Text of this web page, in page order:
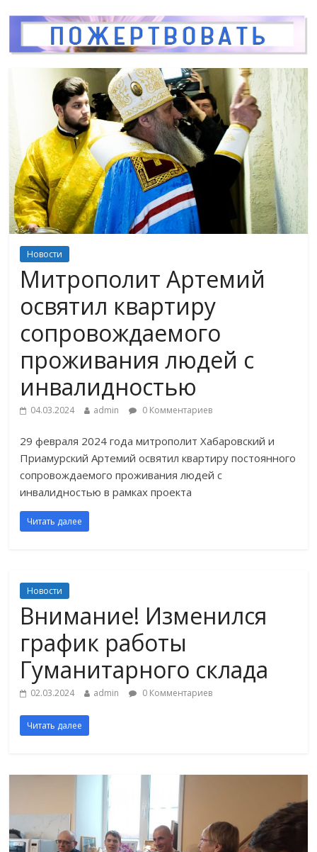
Новости
Митрополит Артемий
освятил квартиру
сопровождаемого
проживания людей с
инвалидностью
04.03.2024 admin 0 Комментариев
29 февраля 2024 года митрополит Хабаровский и
Приамурский Артемий освятил квартиру постоянного
сопровождаемого проживания людей с
инвалидностью в рамках проекта
Читать далее
Новости
Внимание! Изменился
график работы
Гуманитарного склада
02.03.2024 admin 0 Комментариев
Читать далее